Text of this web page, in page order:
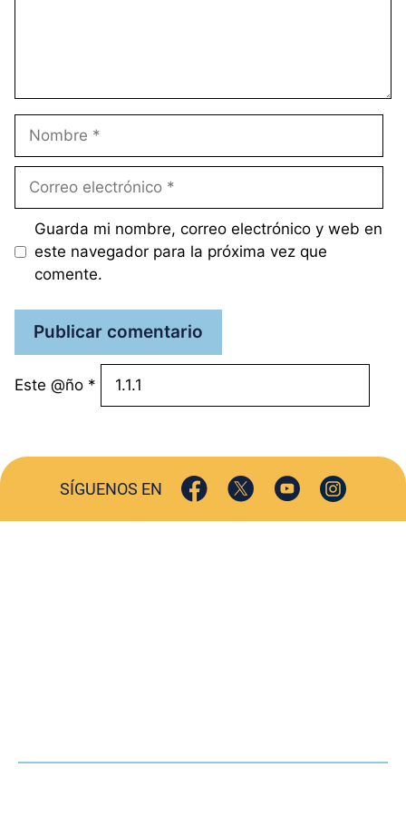
Nombre
Correo
Guarda mi nombre, correo electrónico y web en
este navegador para la próxima vez que
comente.
Este @ño *
SÍGUENOS EN